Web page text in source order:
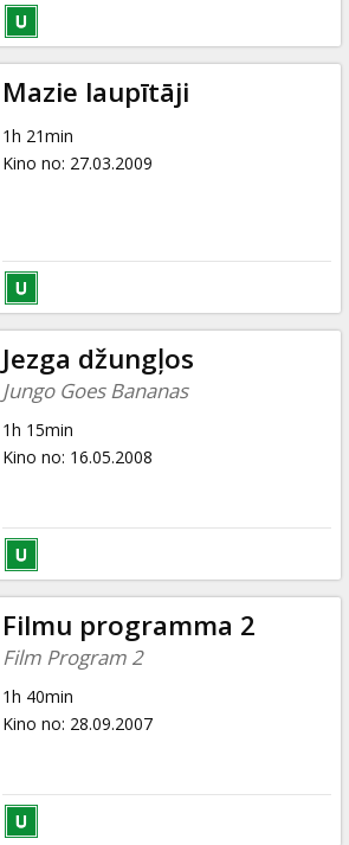
Mazie laupītāji
1h 21min
Kino no: 27.03.2009
Jezga džungļos
Jungo Goes Bananas
1h 15min
Kino no: 16.05.2008
Filmu programma 2
Film Program 2
1h 40min
Kino no: 28.09.2007